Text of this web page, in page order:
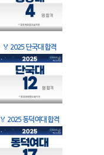
🏅 2025 단국대 합격
🏅 2025 동덕여대 합격